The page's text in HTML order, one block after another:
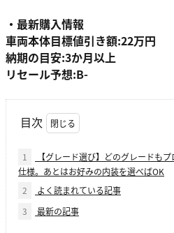
・最新購入情報
車両本体目標値引き額:22万円
納期の目安:3か月以上
リセール予想:B-
目次
1
【グレード選び】どのグレードも
仕様。あとはお好みの内装を選べばOK
2
よく読まれている記事
3
最新の記事